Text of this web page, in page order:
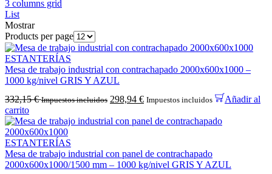
3 columns grid
List
Mostrar
Products per page
ESTANTERÍAS
Mesa de trabajo industrial con contrachapado 2000x600x1000 –
1000 kg/nivel GRIS Y AZUL
332,15€ Impuestos incluidos 298,94 € Impuestos incluidos
Añadir al
carrito
ESTANTERÍAS
Mesa de trabajo industrial con panel de contrachapado
2000x600x1000/1500 mm – 1000 kg/nivel GRIS Y AZUL